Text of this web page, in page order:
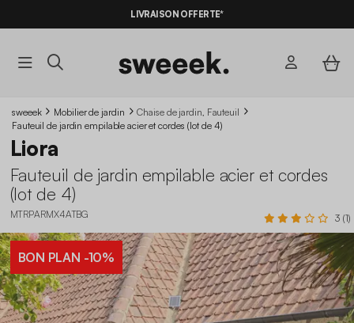
LIVRAISON OFFERTE*
sweeek Mobilier de jardin
Chaise de jardin, Fauteuil
Fauteuil de jardin empilable acier et cordes (lot de 4)
Liora
Fauteuil de jardin empilable acier et cordes
(lot de 4)
MTRPARMX4ATBG 3 (1)
BON PLAN -10%